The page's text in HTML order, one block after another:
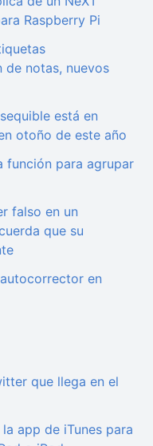
Raspberry Pi
de notas, nuevos
está en
otoño de este año
función para agrupar
falso en un
que su
en
que llega en el
app de iTunes para